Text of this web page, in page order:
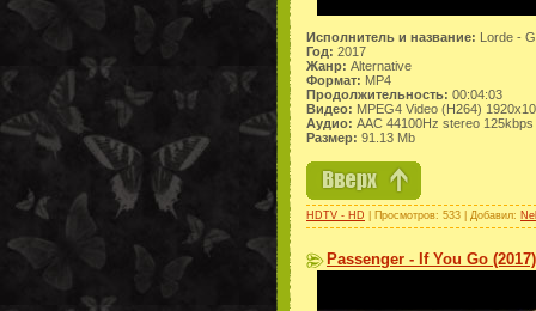
Исполнитель и название: Lorde -
Год: 2017
Жанр: Alternative
Формат: MP4
Продолжительность: 00:04:03
Видео: MPEG4 Video (H264)
Аудио: AAC 44100Hz stereo 125kbps
Размер: 91.13 Mb
HDTV - HD | Просмотров: 533 | Добавил:
Passenger - If You Go